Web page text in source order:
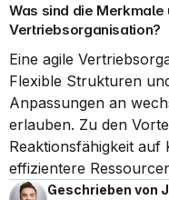
Was sind die
Vertriebsorganisation?
Eine agile
Flexible Strukturen
Anpassungen an
erlauben. Zu den
Reaktionsfähigkeit
effizientere
Geschrieben von